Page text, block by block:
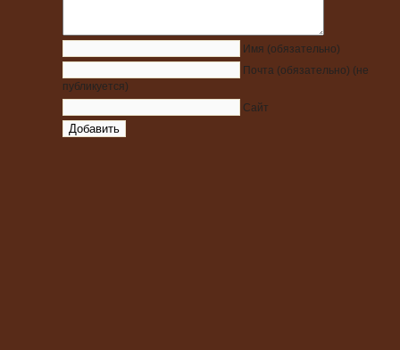
Имя (обязательно)
Почта (обязательно) (не
публикуется)
Сайт